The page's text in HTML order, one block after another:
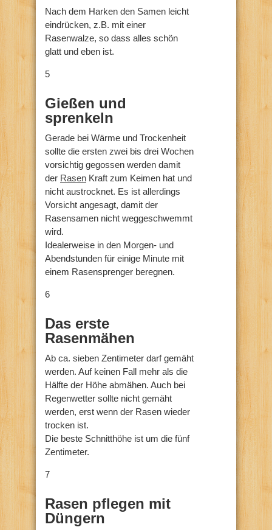
Nach dem Harken den Samen leicht
eindrücken, z.B. mit einer
Rasenwalze, so dass alles schön
glatt und eben ist.
5
Gießen und
sprenkeln
Gerade bei Wärme und Trockenheit
sollte die ersten zwei bis drei Wochen
vorsichtig gegossen werden damit
der Rasen Kraft zum Keimen hat und
nicht austrocknet. Es ist allerdings
Vorsicht angesagt, damit der
Rasensamen nicht weggeschwemmt
wird.
Idealerweise in den Morgen- und
Abendstunden für einige Minute mit
einem Rasensprenger beregnen.
6
Das erste
Rasenmähen
Ab ca. sieben Zentimeter darf gemäht
werden. Auf keinen Fall mehr als die
Hälfte der Höhe abmähen. Auch bei
Regenwetter sollte nicht gemäht
werden, erst wenn der Rasen wieder
trocken ist.
Die beste Schnitthöhe ist um die fünf
Zentimeter.
7
Rasen pflegen mit
Düngern